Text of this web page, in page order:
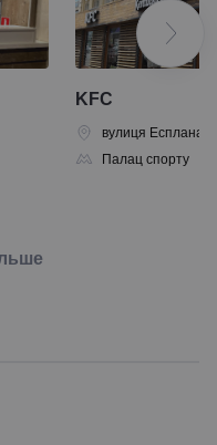
KFC
вулиця
Палац спорту